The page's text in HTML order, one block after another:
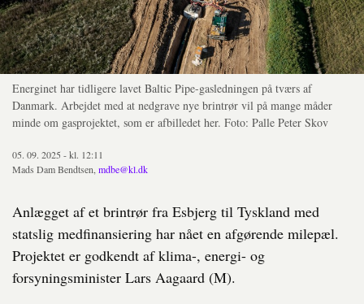
Energinet har tidligere lavet Baltic Pipe-gasledningen på tværs af
Danmark. Arbejdet med at nedgrave nye brintrør vil på mange måder
minde om gasprojektet, som er afbilledet her. Foto: Palle Peter Skov
05. 09. 2025 - kl. 12:11
Mads Dam Bendtsen, mdbe@kl.dk
Anlægget af et brintrør fra Esbjerg til Tyskland med
statslig medfinansiering har nået en afgørende milepæl.
Projektet er godkendt af klima-, energi- og
forsyningsminister Lars Aagaard (M).